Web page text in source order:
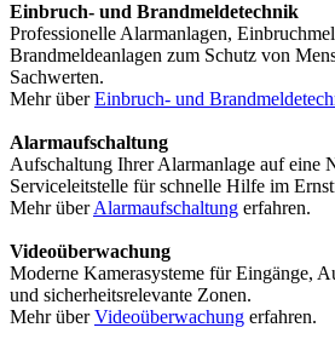
Einbruch- und Brandmeldetechnik
Professionelle Alarmanlagen,
Brandmeldeanlagen zum Schutz von
Sachwerten.
Mehr überEinbruch- und
Alarmaufschaltung
Aufschaltung Ihrer Alarmanlage auf eine
Serviceleitstelle für schnelle Hilfe im
Mehr überAlarmaufschaltung erfahren.
Videoüberwachung
Moderne Kamerasysteme für Eingänge,
und sicherheitsrelevante Zonen.
Mehr überVideoüberwachung erfahren.